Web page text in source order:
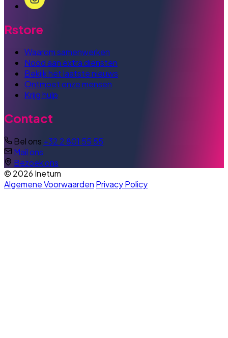
Rstore
Waarom samenwerken
Nood aan extra diensten
Bekijk het laatste nieuws
Ontmoet onze mensen
Krijg hulp
Contact
Bel ons +32 2 801 55 55
Mail ons
Bezoek ons
© 2026 Inetum
Algemene Voorwaarden Privacy Policy